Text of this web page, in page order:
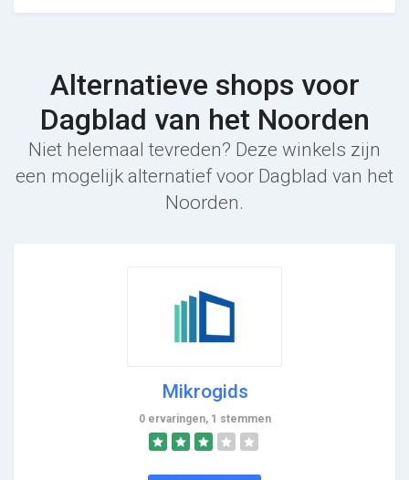
Alternatieve shops voor
Dagblad van het Noorden
Niet helemaal tevreden? Deze winkels zijn
een mogelijk alternatief voor Dagblad van het
Noorden.
Mikrogids
0 ervaringen, 1 stemmen